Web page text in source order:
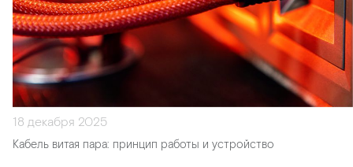
18 декабря 2025
Кабель витая пара: принцип работы и устройство